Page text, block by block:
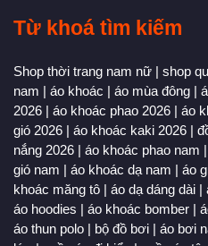
Từ khoá tìm kiếm
Shop thời trang nam nữ | shop
nam | áo khoác | áo mùa đông |
2026 | áo khoác phao 2026 | áo
gió 2026 | áo khoác kaki 2026 |
nắng 2026 | áo khoác phao nam |
gió nam | áo khoác dạ nam | áo
khoác măng tô | áo dạ dáng dài |
áo hoodies | áo khoác bomber |
áo thun polo | bộ đồ bơi | áo bơi